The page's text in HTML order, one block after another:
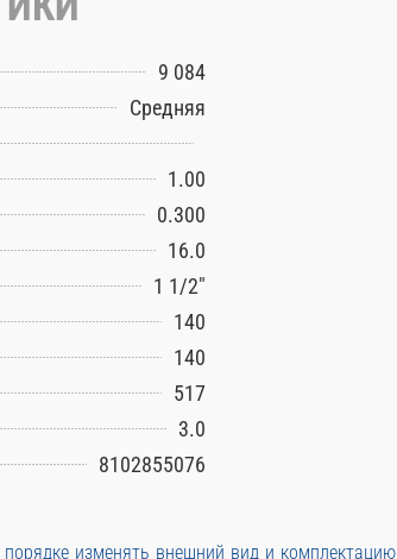
9 084
Средняя
1.00
0.300
16.0
1 1/2″
140
140
517
3.0
8102855076
изменять внешний вид и комплектацию